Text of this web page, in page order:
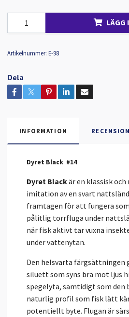
LÄGG
Artikelnummer: E-98
Dela
INFORMATION
Dyret Black #14
Dyret Blackär en klassisk
imitation av en svart
framtagen för att fungera
pålitlig torrfluga under
när fisk aktivt tar vuxna
under vattenytan.
Den helsvarta färgsättningen
siluett som syns bra mot ljus
spegelyta, samtidigt som den
naturlig profil som fisk lätt
potentiellt byte. Flugan är